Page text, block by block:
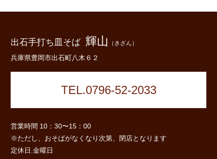
出石手打ち皿そば 輝山 （きざん）
兵庫県豊岡市出石町八木６２
TEL.0796-52-2033
営業時間 10：30〜15：00
※ただし、おそばがなくなり次第、閉店となります
定休日.金曜日